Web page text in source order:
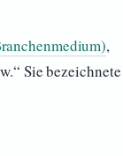
,
Sie bezeichnete